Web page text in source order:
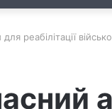
реабілітації